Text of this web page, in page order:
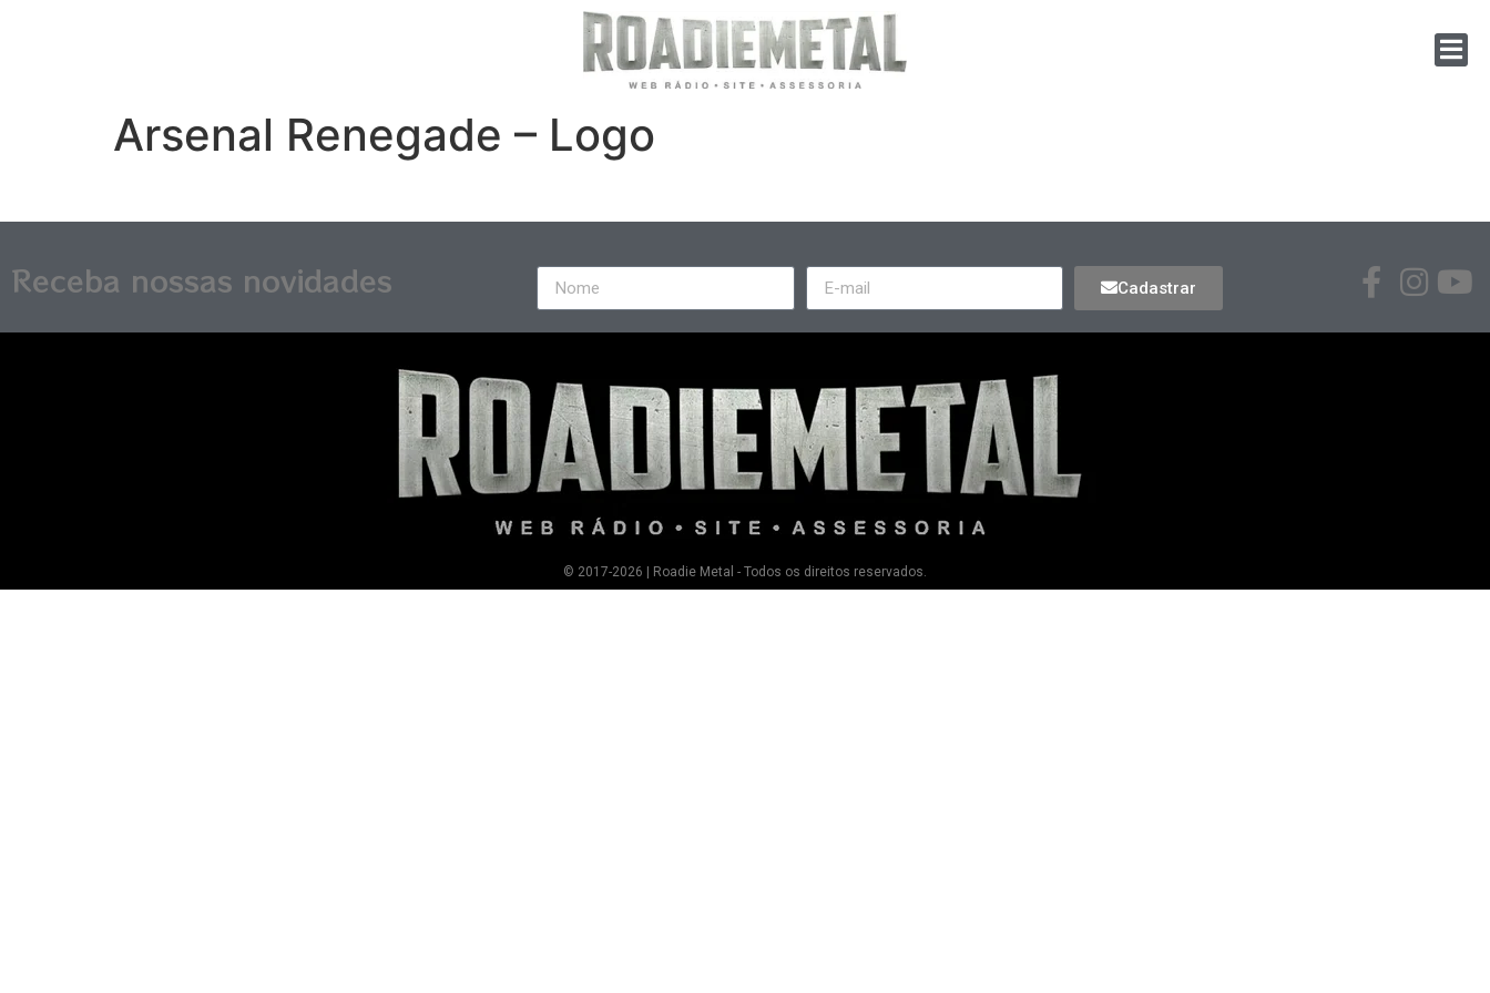
Arsenal Renegade – Logo
Receba nossas novidades Cadastrar
© 2017-2026 | Roadie Metal - Todos os direitos reservados.